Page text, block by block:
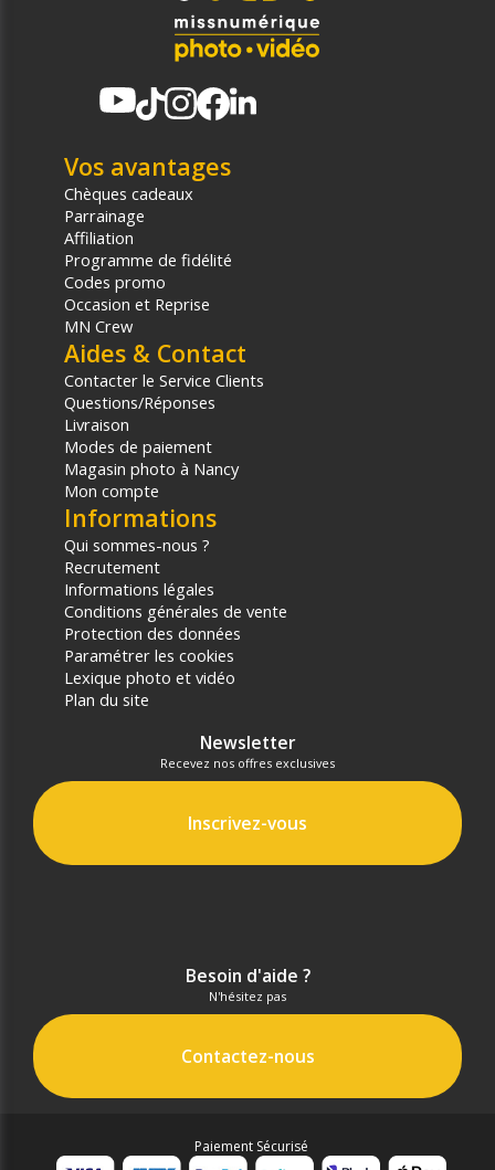
Vos avantages
Chèques cadeaux
Parrainage
Affiliation
Programme de fidélité
Codes promo
Occasion et Reprise
MN Crew
Aides & Contact
Contacter le Service Clients
Questions/Réponses
Livraison
Modes de paiement
Magasin photo à Nancy
Mon compte
Informations
Qui sommes-nous ?
Recrutement
Informations légales
Conditions générales de vente
Protection des données
Paramétrer les cookies
Lexique photo et vidéo
Plan du site
Newsletter
Recevez nos offres exclusives
Inscrivez-vous
Besoin d'aide ?
N'hésitez pas
Contactez-nous
Paiement Sécurisé